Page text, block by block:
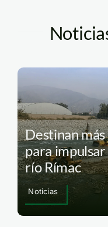
Destinan
para
río Rímac
Noticias